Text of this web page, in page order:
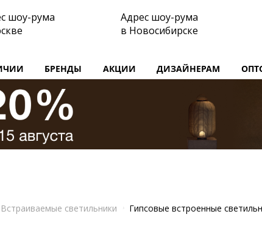
шоу-рума
Адрес шоу-рума
в Новосибирске
БРЕНДЫ АКЦИИ ДИЗАЙНЕРАМ
Встраиваемые светильники Гипсовые встроенные